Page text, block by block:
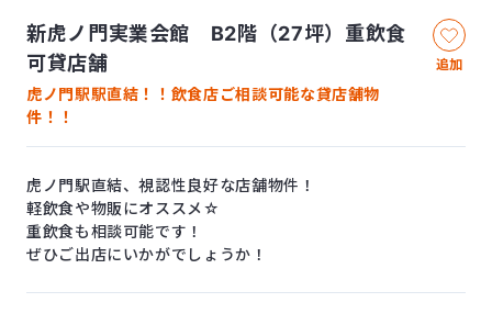
新虎ノ門実業会館 B2階（27坪）重飲食
可貸店舗
虎ノ門駅駅直結！！飲食店ご相談可能な貸店舗物
件！！
追加
虎ノ門駅直結、視認性良好な店舗物件！
軽飲食や物販にオススメ☆
重飲食も相談可能です！
ぜひご出店にいかがでしょうか！